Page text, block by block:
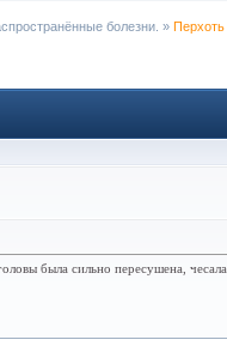
болезни. » Перхоть
была сильно пересушена,